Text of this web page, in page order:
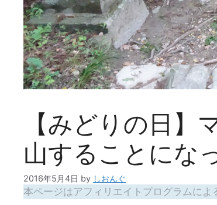
【みどりの日
山することにな
2016年5月4日 by しおんぐ
本ページはアフィリエイトプログラムによ